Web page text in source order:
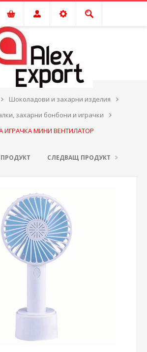
Шоколадови и захарни изделия
захарни бонбони и играчки
ИГРАЧКА МИНИ ВЕНТИЛАТОР
СЛЕДВАЩ ПРОДУКТ